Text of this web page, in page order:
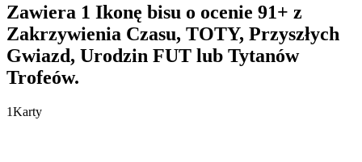
Zawiera 1 Ikonę bisu o ocenie 91+ z
Zakrzywienia Czasu, TOTY, Przyszłych
Gwiazd, Urodzin FUT lub Tytanów
Trofeów.
1Karty